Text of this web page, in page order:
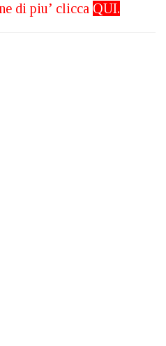
di piu’ clicca QUI.